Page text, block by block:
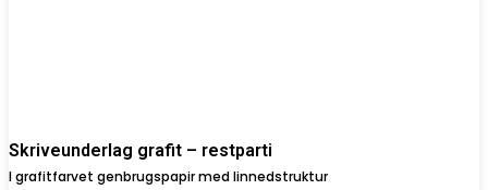
Skriveunderlag grafit – restparti
I grafitfarvet genbrugspapir med linnedstruktur